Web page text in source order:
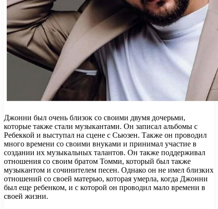
Джонни был очень близок со своими двумя дочерьми,
которые также стали музыкантами. Он записал альбомы с
Ребеккой и выступал на сцене с Сьюзен. Также он проводил
много времени со своими внуками и принимал участие в
создании их музыкальных талантов. Он также поддерживал
отношения со своим братом Томми, который был также
музыкантом и сочинителем песен. Однако он не имел близких
отношений со своей матерью, которая умерла, когда Джонни
был еще ребенком, и с которой он проводил мало времени в
своей жизни.